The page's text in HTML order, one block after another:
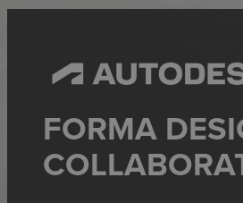
FORMA